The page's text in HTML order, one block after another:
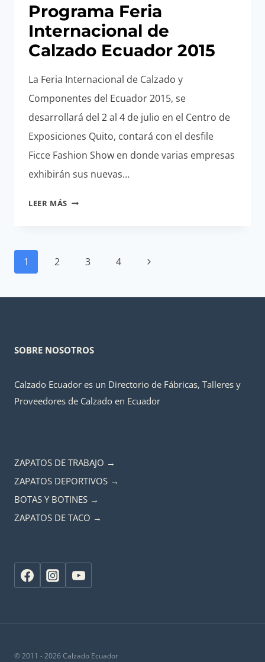
Programa Feria
Internacional de
Calzado Ecuador 2015
La Feria Internacional de Calzado y
Componentes del Ecuador 2015, se
desarrollará del 2 al 4 de julio en el Centro de
Exposiciones Quito, contará con el desfile
Ficce Fashion Show en donde varias empresas
exhibirán sus nuevas…
LEER MÁS PROGRAMA
CALZADO
Navegación
de
página
1 2 3 4
Siguiente
SOBRE NOSOTROS
Calzado Ecuador es un Directorio de Fábricas, Talleres y
Proveedores de Calzado en Ecuador
ZAPATOS DE TRABAJO →
ZAPATOS DEPORTIVOS →
BOTAS Y BOTINES →
ZAPATOS DE TACO →
© 2011 - 2026 Calzado Ecuador